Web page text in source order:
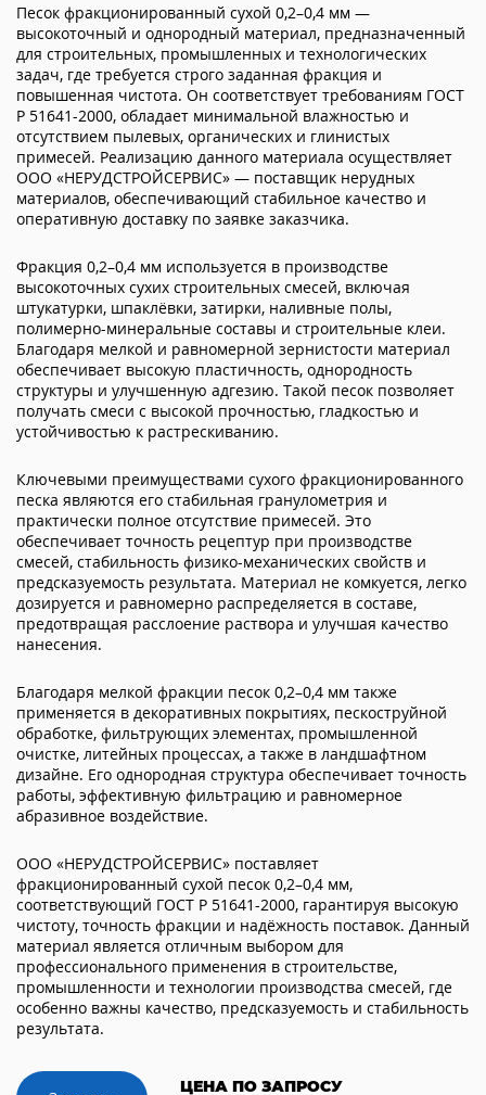
Песок фракционированный сухой 0,2–0,4 мм —
высокоточный и однородный материал, предназначенный
для строительных, промышленных и технологических
задач, где требуется строго заданная фракция и
повышенная чистота. Он соответствует требованиям ГОСТ
Р 51641-2000, обладает минимальной влажностью и
отсутствием пылевых, органических и глинистых
примесей. Реализацию данного материала осуществляет
ООО «НЕРУДСТРОЙСЕРВИС» — поставщик нерудных
материалов, обеспечивающий стабильное качество и
оперативную доставку по заявке заказчика.
Фракция 0,2–0,4 мм используется в производстве
высокоточных сухих строительных смесей, включая
штукатурки, шпаклёвки, затирки, наливные полы,
полимерно-минеральные составы и строительные клеи.
Благодаря мелкой и равномерной зернистости материал
обеспечивает высокую пластичность, однородность
структуры и улучшенную адгезию. Такой песок позволяет
получать смеси с высокой прочностью, гладкостью и
устойчивостью к растрескиванию.
Ключевыми преимуществами сухого фракционированного
песка являются его стабильная гранулометрия и
практически полное отсутствие примесей. Это
обеспечивает точность рецептур при производстве
смесей, стабильность физико-механических свойств и
предсказуемость результата. Материал не комкуется, легко
дозируется и равномерно распределяется в составе,
предотвращая расслоение раствора и улучшая качество
нанесения.
Благодаря мелкой фракции песок 0,2–0,4 мм также
применяется в декоративных покрытиях, пескоструйной
обработке, фильтрующих элементах, промышленной
очистке, литейных процессах, а также в ландшафтном
дизайне. Его однородная структура обеспечивает точность
работы, эффективную фильтрацию и равномерное
абразивное воздействие.
ООО «НЕРУДСТРОЙСЕРВИС» поставляет
фракционированный сухой песок 0,2–0,4 мм,
соответствующий ГОСТ Р 51641-2000, гарантируя высокую
чистоту, точность фракции и надёжность поставок. Данный
материал является отличным выбором для
профессионального применения в строительстве,
промышленности и технологии производства смесей, где
особенно важны качество, предсказуемость и стабильность
результата.
ЦЕНА ПО ЗАПРОСУ